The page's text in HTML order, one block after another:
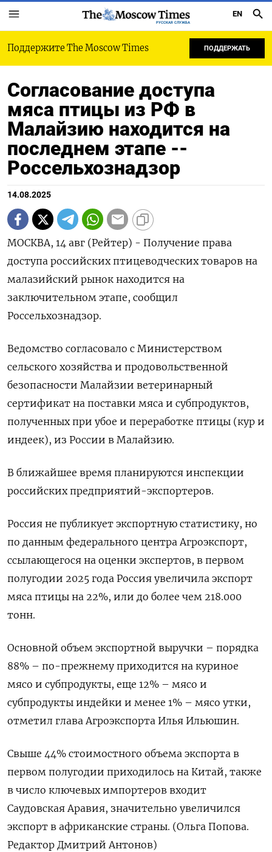
РУССКАЯ СЛУЖБА
EN
Поддержите The Moscow Times ПОДДЕРЖАТЬ
Согласование доступа
мяса птицы из РФ в
Малайзию находится на
последнем этапе --
Россельхознадзор
14.08.2025
МОСКВА, 14 авг (Рейтер) - Получение права
доступа российских птицеводческих товаров на
малазийский рынок находится на
заключительном этапе, сообщил
Россельхознадзор.
Ведомство согласовало с Министерством
сельского хозяйства и продовольственной
безопасности Малайзии ветеринарный
сертификат на поставки мяса и субпродуктов,
полученных при убое и переработке птицы (кур и
индеек), из России в Малайзию.
В ближайшее время планируются инспекции
российских предприятий-экспортеров.
Россия не публикует экспортную статистику, но
по данным федерального центра Агроэкспорт,
ссылающегося на оценки экспертов, в первом
полугодии 2025 года Россия увеличила экспорт
мяса птицы на 22%, или до более чем 218.000
тонн.
Основной объем экспортной выручки – порядка
88% – по-прежнему приходится на куриное
мясо и субпродукты, еще 12% – мясо и
субпродукты индейки и менее 1% – мясо утки,
отметил глава Агроэкспорта Илья Ильюшин.
Свыше 44% стоимостного объема экспорта в
первом полугодии приходилось на Китай, также
в число ключевых импортеров входит
Саудовская Аравия, значительно увеличился
экспорт в африканские страны. (Ольга Попова.
Редактор Дмитрий Антонов)